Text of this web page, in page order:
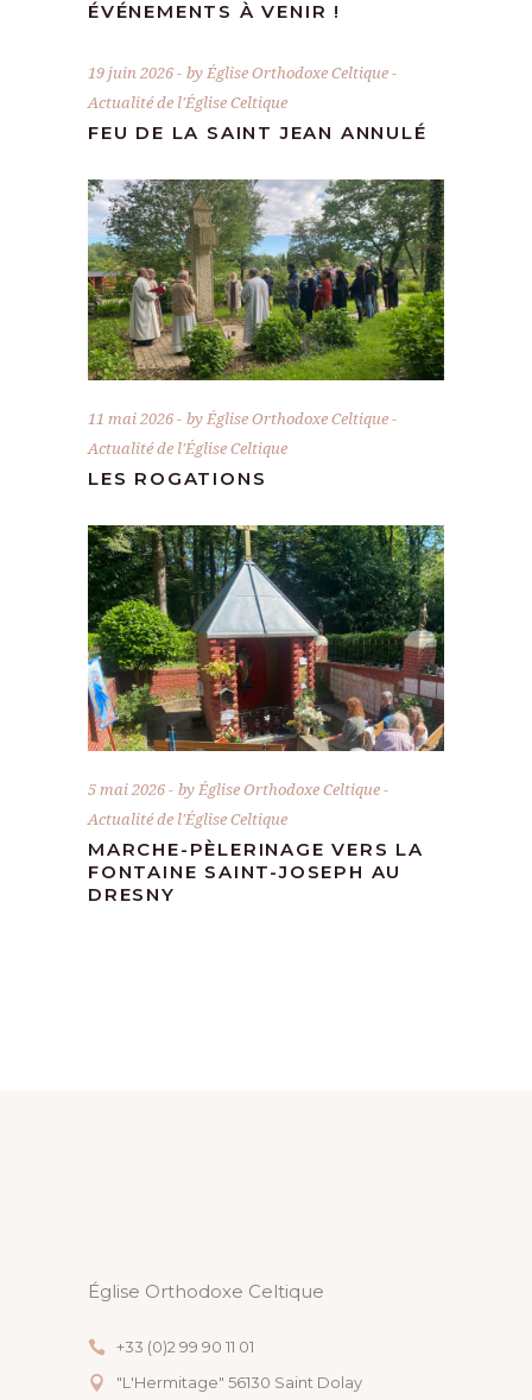
ÉVÉNEMENTS À VENIR !
19 juin 2026 byÉglise Orthodoxe Celtique
Actualité de l'Église Celtique
FEU DE LA SAINT JEAN ANNULÉ
11 mai 2026 byÉglise Orthodoxe Celtique
Actualité de l'Église Celtique
LES ROGATIONS
5 mai 2026 byÉglise Orthodoxe Celtique
Actualité de l'Église Celtique
MARCHE-PÈLERINAGE VERS LA
FONTAINE SAINT-JOSEPH AU
DRESNY
Église Orthodoxe Celtique
+33 (0)2 99 90 11 01
"L'Hermitage" 56130 Saint Dolay